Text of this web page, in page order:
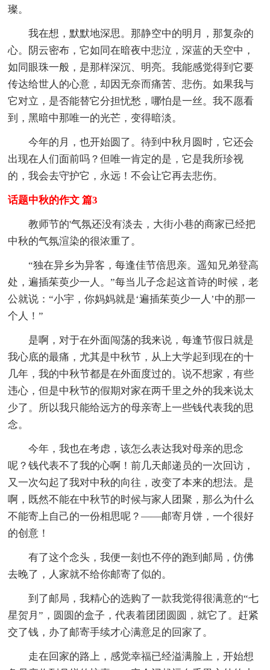
璨。
我在想，默默地深思。那静空中的明月，那复杂的
心。阴云密布，它如同在暗夜中悲泣，深蓝的天空中，
如同眼珠一般，是那样深沉、明亮。我能感觉得到它要
传达给世人的心意，却因无奈而痛苦、悲伤。如果我与
它对立，是否能替它分担忧愁，哪怕是一丝。我不愿看
到，黑暗中那唯一的光芒，变得暗淡。
今年的月，也开始圆了。待到中秋月圆时，它还会
出现在人们面前吗？但唯一肯定的是，它是我所珍视
的，我会去守护它，永远！不会让它再去悲伤。
话题中秋的作文 篇3
教师节的'气氛还没有淡去，大街小巷的商家已经把
中秋的气氛渲染的很浓重了。
“独在异乡为异客，每逢佳节倍思亲。遥知兄弟登高
处，遍插茱萸少一人。”每当儿子念起这首诗的时候，老
公就说：“小宇，你妈妈就是‘遍插茱萸少一人’中的那一
个人！”
是啊，对于在外面闯荡的我来说，每逢节假日就是
我心底的最痛，尤其是中秋节，从上大学起到现在的十
几年，我的中秋节都是在外面度过的。说不想家，有些
违心，但是中秋节的假期对家在两千里之外的我来说太
少了。所以我只能给远方的母亲寄上一些钱代表我的思
念。
今年，我也在考虑，该怎么表达我对母亲的思念
呢？钱代表不了我的心啊！前几天邮递员的一次回访，
又一次勾起了我对中秋的向往，改变了本来的想法。是
啊，既然不能在中秋节的时候与家人团聚，那么为什么
不能寄上自己的一份相思呢？——邮寄月饼，一个很好
的创意！
有了这个念头，我便一刻也不停的跑到邮局，仿佛
去晚了，人家就不给你邮寄了似的。
到了邮局，我精心的选购了一款我觉得很满意的“七
星贺月”，圆圆的盒子，代表着团团圆圆，就它了。赶紧
交了钱，办了邮寄手续才心满意足的回家了。
走在回家的路上，感觉幸福已经溢满脸上，开始想